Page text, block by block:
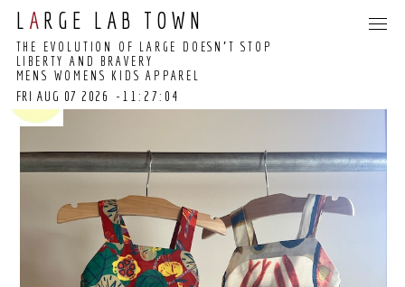
L A RGE LAB TOWN
THE EVOLUTION OF LARGE DOESN’T STOP
LIBERTY AND BRAVERY
MENS WOMENS KIDS APPAREL
FRI AUG 07 2026
11:26:58 GMT+0000
UNIVERSAL TIME)
-11:27:04